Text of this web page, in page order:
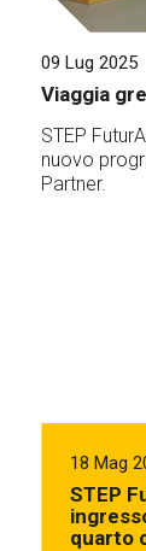
09 Lug 2025
Viaggia
STEP
nuovo
Partner.
18 Mag
STEP
quarto